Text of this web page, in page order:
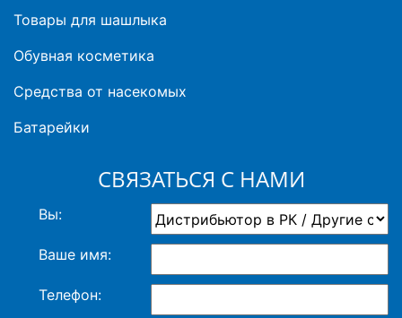
Товары для шашлыка
Обувная косметика
Средства от насекомых
Батарейки
СВЯЗАТЬСЯ С НАМИ
Вы:
Ваше имя:
Телефон: